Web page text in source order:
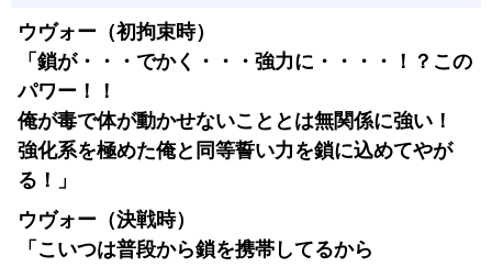
ウヴォー（初拘束時）
「鎖が・・・でかく・・・強力に・・・・！？この
パワー！！
俺が毒で体が動かせないこととは無関係に強い！
強化系を極めた俺と同等誓い力を鎖に込めてやが
る！」
ウヴォー（決戦時）
「こいつは普段から鎖を携帯してるから